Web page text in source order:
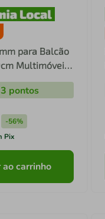
para Balcão
Multimóveis
pontos
-56%
Pix
carrinho